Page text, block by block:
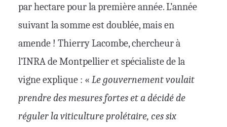
par hectare pour la première année. L’année
suivant la somme est doublée, mais en
amende ! Thierry Lacombe, chercheur à
l’INRA de Montpellier et spécialiste de la
vigne explique : « Le gouvernement voulait
prendre des mesures fortes et a décidé de
réguler la viticulture prolétaire, ces six